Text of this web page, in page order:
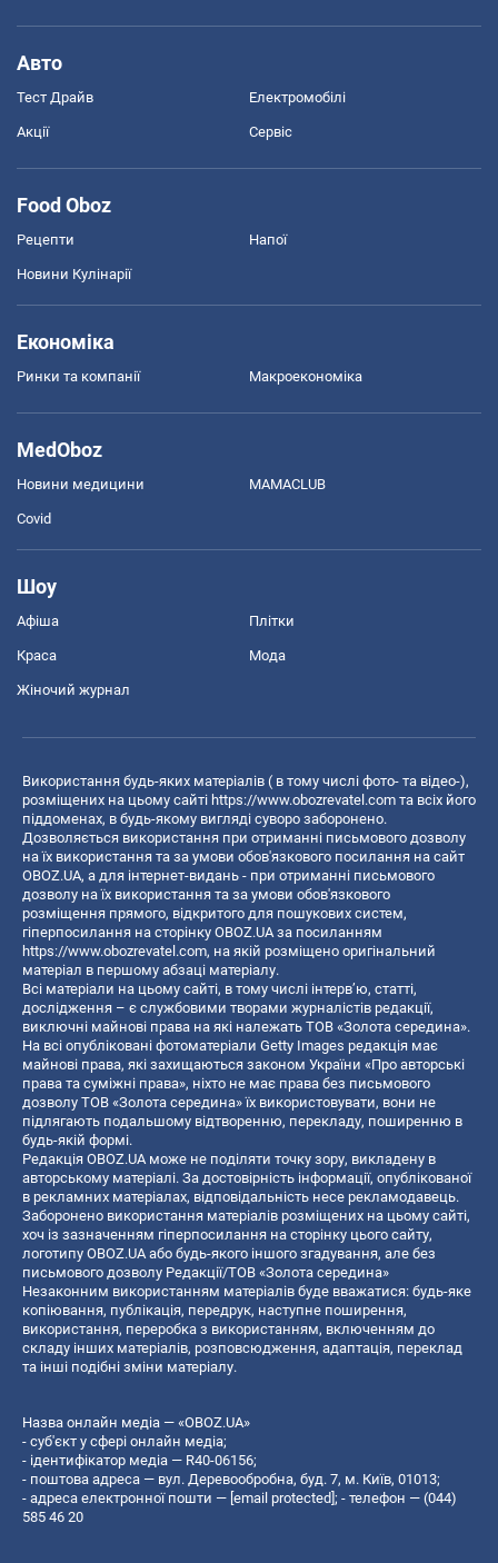
Авто
Тест Драйв Електромобілі
Акції Сервіс
Food Oboz
Рецепти Напої
Новини Кулінарії
Економіка
Ринки та компанії Макроекономіка
MedOboz
Новини медицини MAMACLUB
Covid
Шоу
Афіша Плітки
Краса Мода
Жіночий журнал
Використання будь-яких матеріалів ( в тому числі фото- та відео-),
розміщених на цьому сайті https://www.obozrevatel.com та всіх його
піддоменах, в будь-якому вигляді суворо заборонено.
Дозволяється використання при отриманні письмового дозволу
на їх використання та за умови обов'язкового посилання на сайт
OBOZ.UA, а для інтернет-видань - при отриманні письмового
дозволу на їх використання та за умови обов'язкового
розміщення прямого, відкритого для пошукових систем,
гіперпосилання на сторінку OBOZ.UA за посиланням
https://www.obozrevatel.com, на якій розміщено оригінальний
матеріал в першому абзаці матеріалу.
Всі матеріали на цьому сайті, в тому числі інтерв’ю, статті,
дослідження – є службовими творами журналістів редакції,
виключні майнові права на які належать ТОВ «Золота середина».
На всі опубліковані фотоматеріали Getty Images редакція має
майнові права, які захищаються законом України «Про авторські
права та суміжні права», ніхто не має права без письмового
дозволу ТОВ «Золота середина» їх використовувати, вони не
підлягають подальшому відтворенню, перекладу, поширенню в
будь-якій формі.
Редакція OBOZ.UA може не поділяти точку зору, викладену в
авторському матеріалі. За достовірність інформації, опублікованої
в рекламних матеріалах, відповідальність несе рекламодавець.
Заборонено використання матеріалів розміщених на цьому сайті,
хоч із зазначенням гіперпосилання на сторінку цього сайту,
логотипу OBOZ.UA або будь-якого іншого згадування, але без
письмового дозволу Редакції/ТОВ «Золота середина»
Незаконним використанням матеріалів буде вважатися: будь-яке
копiювання, публiкацiя, передрук, наступне поширення,
використання, переробка з використанням, включенням до
складу інших матеріалів, розповсюдження, адаптація, переклад
та інші подібні зміни матеріалу.
Назва онлайн медіа — «OBOZ.UA»
- суб'єкт у сфері онлайн медіа;
- ідентифікатор медіа — R40-06156;
- поштова адреса — вул. Деревообробна, буд. 7, м. Київ, 01013;
- адреса електронної пошти — [email protected]; - телефон — (044)
585 46 20